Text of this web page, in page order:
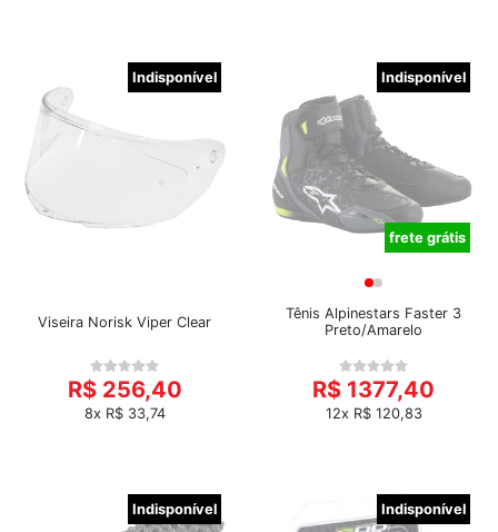
Indisponível
Viseira Norisk Viper Clear
R$ 256,40
8x R$ 33,74
Indisponível
frete grátis
Tênis Alpinestars Faster 3
Preto/Amarelo
R$ 1377,40
12x R$ 120,83
Indisponível Indisponível